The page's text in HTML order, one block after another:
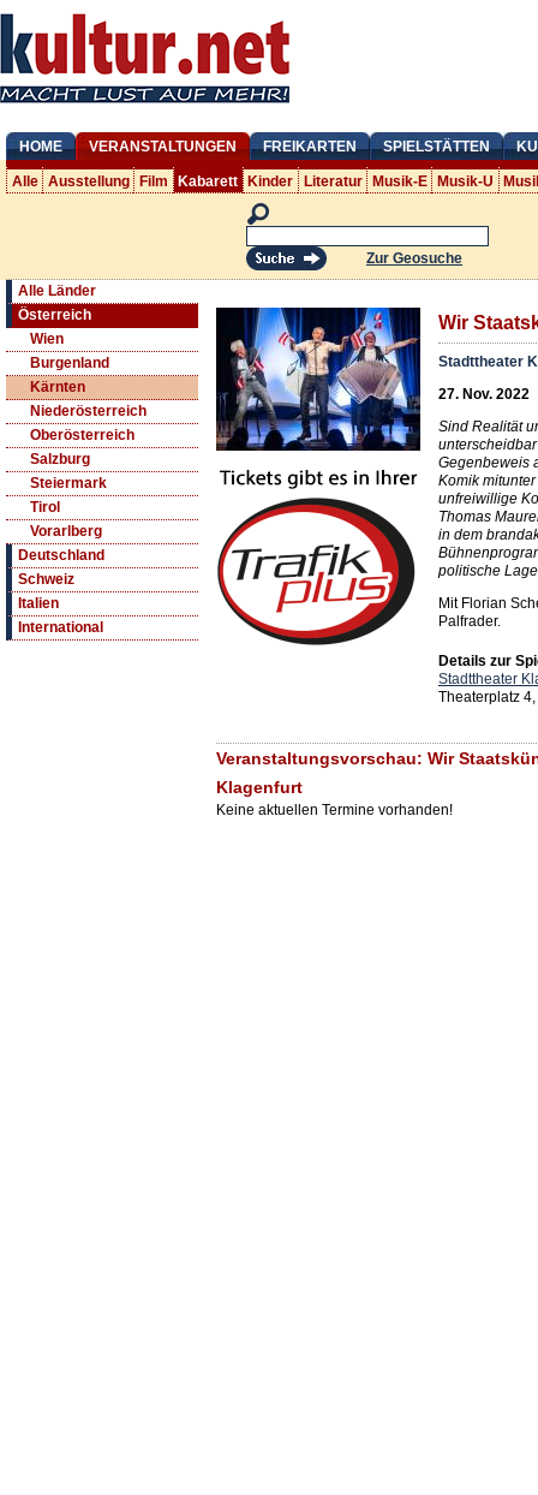
HOME VERANSTALTUNGEN FREIKARTEN SPIELSTÄTTEN
Alle Ausstellung Film Kabarett Kinder Literatur Musik-E Musik-U
Zur Geosuche
Alle Länder
Österreich
Wien
Burgenland
Kärnten
Niederösterreich
Oberösterreich
Salzburg
Steiermark
Tirol
Vorarlberg
Deutschland
Schweiz
Italien
International
Wir
Stadttheater
27. Nov. 2022
Sind Realität
Gegenbeweis
Komik
unfreiwillige
Thomas
in dem
politische
Mit Florian
Palfrader.
Details zur
Stadttheater
Theaterplatz
Veranstaltungsvorschau: Wir
Klagenfurt
Keine aktuellen Termine vorhanden!